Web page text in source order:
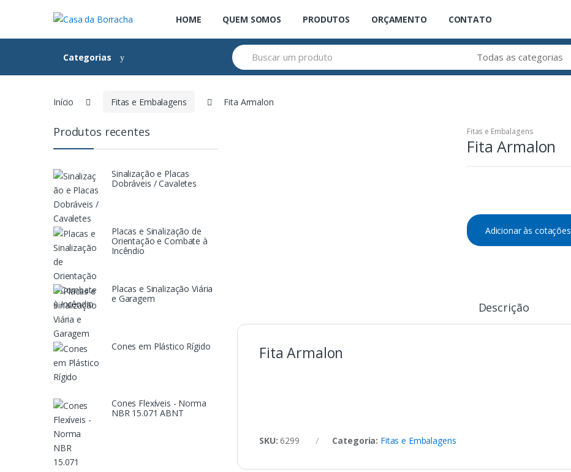
HOME QUEM SOMOS PRODUTOS ORÇAMENTO CONTATO
Categorias
Search
for:
Início Fitas e Embalagens Fita Armalon
Fitas e Embalagens
Fita Armalon
Adicionar às cotações
Descrição
Fita Armalon
SKU: 6299 Categoria: Fitas e Embalagens
Produtos recentes
Sinalização e Placas
Dobráveis / Cavaletes
Placas e Sinalização de
Orientação e Combate à
Incêndio
Placas e Sinalização Viária
e Garagem
Cones em Plástico Rígido
Cones Flexíveis - Norma
NBR 15.071 ABNT